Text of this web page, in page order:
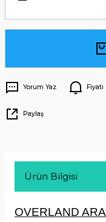
Yorum Yaz
Paylaş
Ürün Bilgisi
OVERLAND